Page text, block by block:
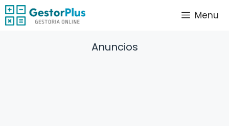
Saltar
al
Menu
Anuncios